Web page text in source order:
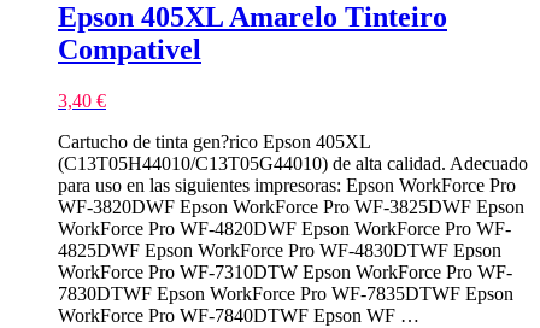
Epson 405XL Amarelo Tinteiro
Compativel
3,40 €
Cartucho de tinta gen?rico Epson 405XL
(C13T05H44010/C13T05G44010) de alta calidad. Adecuado
para uso en las siguientes impresoras: Epson WorkForce Pro
WF-3820DWF Epson WorkForce Pro WF-3825DWF Epson
WorkForce Pro WF-4820DWF Epson WorkForce Pro WF-
4825DWF Epson WorkForce Pro WF-4830DTWF Epson
WorkForce Pro WF-7310DTW Epson WorkForce Pro WF-
7830DTWF Epson WorkForce Pro WF-7835DTWF Epson
WorkForce Pro WF-7840DTWF Epson WF …